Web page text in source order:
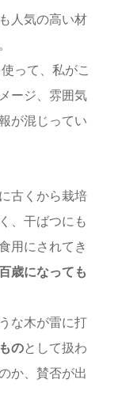
人気の高い材
って、私がこ
ージ、雰囲気
が混じってい
古くから栽培
、干ばつにも
用にされてき
歳になっても
な木が雷に打
のとして扱わ
か、賛否が出